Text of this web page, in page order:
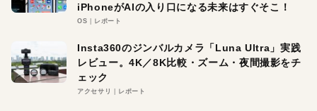
iPhoneがAIの入り口になる未来はすぐそこ！
OS レポート
Insta360のジンバルカメラ「Luna Ultra」実践
レビュー。4K／8K比較・ズーム・夜間撮影をチ
ェック
アクセサリ レポート